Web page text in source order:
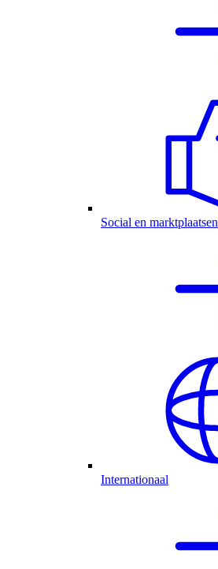
Social en marktplaatsen
Internationaal